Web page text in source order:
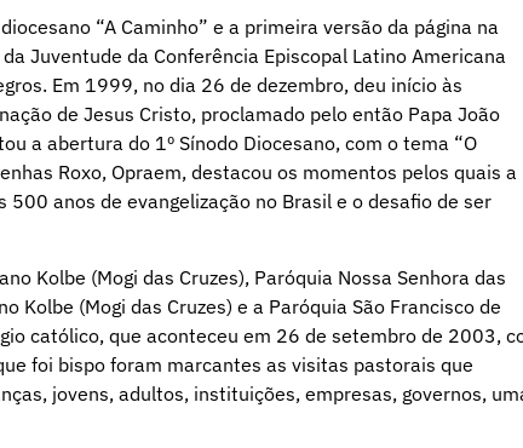
“A Caminho” e a primeira versão da página na
Juventude da Conferência Episcopal Latino Americana
Em 1999, no dia 26 de dezembro, deu início às
de Jesus Cristo, proclamado pelo então Papa João
a abertura do 1º Sínodo Diocesano, com o tema “O
Roxo, Opraem, destacou os momentos pelos quais a
anos de evangelização no Brasil e o desafio de ser
Kolbe (Mogi das Cruzes), Paróquia Nossa Senhora das
Kolbe (Mogi das Cruzes) e a Paróquia São Francisco de
católico, que aconteceu em 26 de setembro de 2003,
foi bispo foram marcantes as visitas pastorais que
jovens, adultos, instituições, empresas, governos,